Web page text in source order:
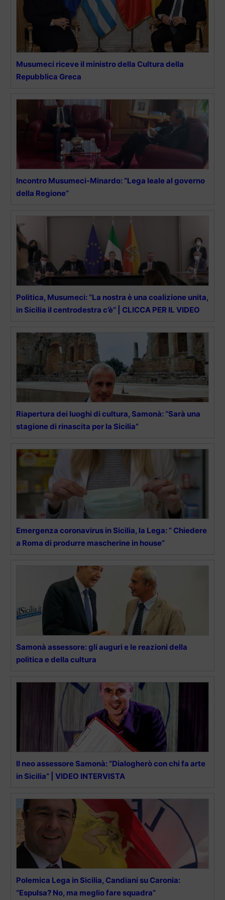
Musumeci riceve il ministro della Cultura della
Repubblica Greca
Incontro Musumeci-Minardo: “Lega leale al governo
della Regione”
Politica, Musumeci: “La nostra è una coalizione unita,
in Sicilia il centrodestra c’è” | CLICCA PER IL VIDEO
Riapertura dei luoghi di cultura, Samonà: “Sarà una
stagione di rinascita per la Sicilia”
Emergenza coronavirus in Sicilia, la Lega: ” Chiedere
a Roma di produrre mascherine in house”
Samonà assessore: gli auguri e le reazioni della
politica e della cultura
Il neo assessore Samonà: “Dialogherò con chi fa arte
in Sicilia” | VIDEO INTERVISTA
Polemica Lega in Sicilia, Candiani su Caronia:
“Espulsa? No, ma meglio fare squadra”